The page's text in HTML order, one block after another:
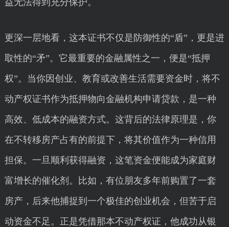
益无法得到充分保护。
更深一层地看，这本证书不仅是防御性的“盾”，更是进
取性的“矛”。它最重要的金融属性之一，便是“抵押
权”。当你因创业、教育或改善生活需要资金时，将不
动产权证书作为抵押物向金融机构申请贷款，是一种
高效、低成本的融资方式。这背后的法律原理是，你
在不转移房产占有的前提下，将其价值作为一种信用
担保。一旦顺利获得融资，这笔资金便能成为家庭财
富增长的催化剂。比如，有位朋友多年前购置了一套
房产，后来他捕捉到一个极佳的创业机会，但苦于启
动资金不足。正是凭借那本不动产权证，他成功从银